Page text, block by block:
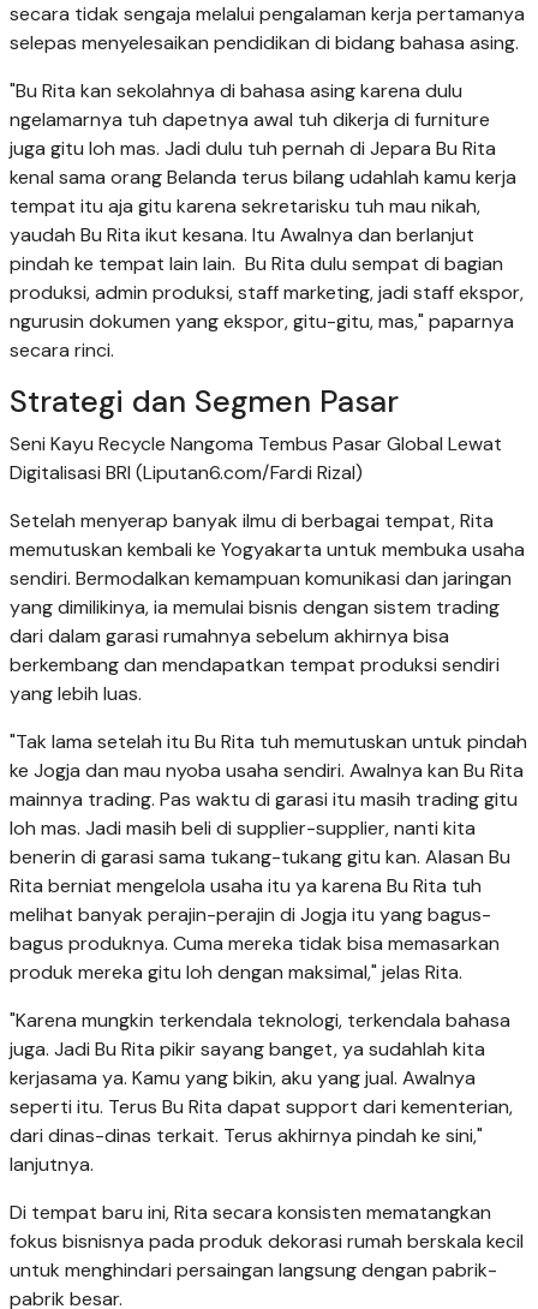
secara tidak sengaja melalui pengalaman kerja pertamanya
selepas menyelesaikan pendidikan di bidang bahasa asing.
"Bu Rita kan sekolahnya di bahasa asing karena dulu
ngelamarnya tuh dapetnya awal tuh dikerja di furniture
juga gitu loh mas. Jadi dulu tuh pernah di Jepara Bu Rita
kenal sama orang Belanda terus bilang udahlah kamu kerja
tempat itu aja gitu karena sekretarisku tuh mau nikah,
yaudah Bu Rita ikut kesana. Itu Awalnya dan berlanjut
pindah ke tempat lain lain. Bu Rita dulu sempat di bagian
produksi, admin produksi, staff marketing, jadi staff ekspor,
ngurusin dokumen yang ekspor, gitu-gitu, mas," paparnya
secara rinci.
Strategi dan Segmen Pasar
Seni Kayu Recycle Nangoma Tembus Pasar Global Lewat
Digitalisasi BRI (Liputan6.com/Fardi Rizal)
Setelah menyerap banyak ilmu di berbagai tempat, Rita
memutuskan kembali ke Yogyakarta untuk membuka usaha
sendiri. Bermodalkan kemampuan komunikasi dan jaringan
yang dimilikinya, ia memulai bisnis dengan sistem trading
dari dalam garasi rumahnya sebelum akhirnya bisa
berkembang dan mendapatkan tempat produksi sendiri
yang lebih luas.
"Tak lama setelah itu Bu Rita tuh memutuskan untuk pindah
ke Jogja dan mau nyoba usaha sendiri. Awalnya kan Bu Rita
mainnya trading. Pas waktu di garasi itu masih trading gitu
loh mas. Jadi masih beli di supplier-supplier, nanti kita
benerin di garasi sama tukang-tukang gitu kan. Alasan Bu
Rita berniat mengelola usaha itu ya karena Bu Rita tuh
melihat banyak perajin-perajin di Jogja itu yang bagus-
bagus produknya. Cuma mereka tidak bisa memasarkan
produk mereka gitu loh dengan maksimal," jelas Rita.
"Karena mungkin terkendala teknologi, terkendala bahasa
juga. Jadi Bu Rita pikir sayang banget, ya sudahlah kita
kerjasama ya. Kamu yang bikin, aku yang jual. Awalnya
seperti itu. Terus Bu Rita dapat support dari kementerian,
dari dinas-dinas terkait. Terus akhirnya pindah ke sini,"
lanjutnya.
Di tempat baru ini, Rita secara konsisten mematangkan
fokus bisnisnya pada produk dekorasi rumah berskala kecil
untuk menghindari persaingan langsung dengan pabrik-
pabrik besar.